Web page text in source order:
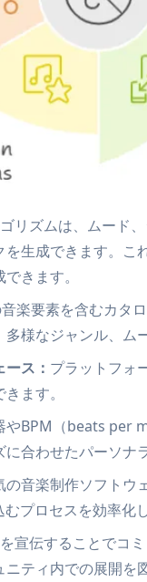
リズムは、ムード
生成できます。
きます。
楽要素を含むカタ
様なジャンル、ム
ス： プラットフォ
ます。
やBPM（beats per
合わせたパーソナ
の音楽制作ソフトウ
プロセスを効率化し
宣伝することでコ
ティ内での展開を